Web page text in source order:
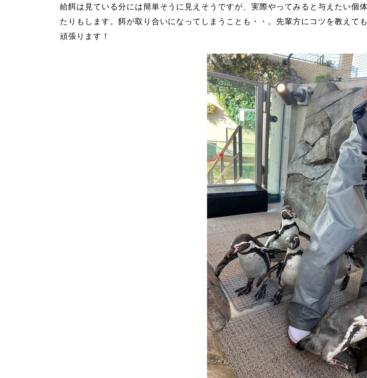
給餌は見ている分には簡単そうに見えそうですが、実際やってみると与えたい個
たりもします。餌が取り合いになってしまうことも・・。先輩方にコツを教えて
頑張ります！